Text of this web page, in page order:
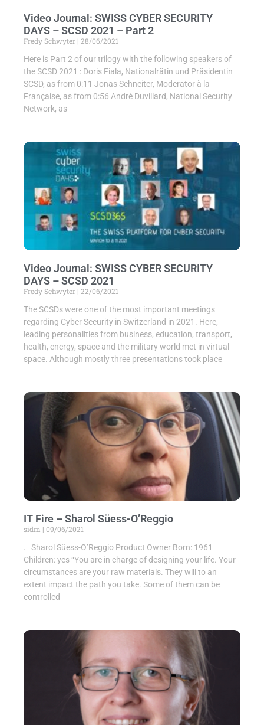
Video Journal: SWISS CYBER SECURITY
DAYS – SCSD 2021 – Part 2
Fredy Schwyter 28/06/2021
Here is Part 2 of our trilogy with the following speakers of
the SCSD 2021 : Doris Fiala, Nationalrätin und Präsidentin
SCSD, as from 0:11 Jonas Schneiter, Moderator à la
Française, as from 0:56 André Duvillard, National Security
Network, as
Video Journal: SWISS CYBER SECURITY
DAYS – SCSD 2021
Fredy Schwyter 22/06/2021
The SCSDs were one of the most important meetings
regarding Cyber Security in Switzerland in 2021. Here,
leading personalities from business, education, transport,
health, energy, space and the military world met in virtual
space. Although mostly three presentations took place
IT Fire – Sharol Süess-O’Reggio
sidm
09/06/2021
. Sharol Süess-O’Reggio Product Owner Born: 1961
Children: yes “You are in charge of designing your life. Your
circumstances are your raw materials. They will to an
extent impact the path you take. Some of them can be
controlled